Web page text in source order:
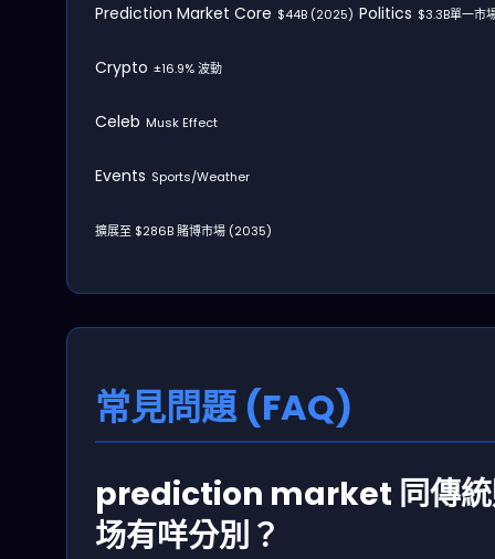
Prediction Market Core $44B (2025) Politics $3.3B單一市
Crypto ±16.9% 波動
Celeb Musk Effect
Events Sports/Weather
擴展至 $286B 賭博市場 (2035)
常見問題 (FAQ)
prediction market 同傳
场有咩分別？